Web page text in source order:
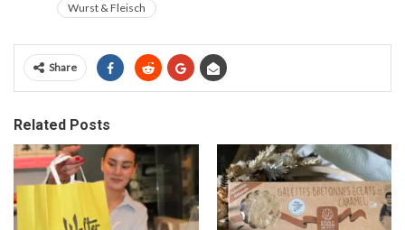
Wurst & Fleisch
Share
Related Posts